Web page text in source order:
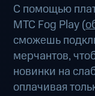
С помощью
МТС Fog Play (
сможешь
мерчантов,
новинки на
оплачивая